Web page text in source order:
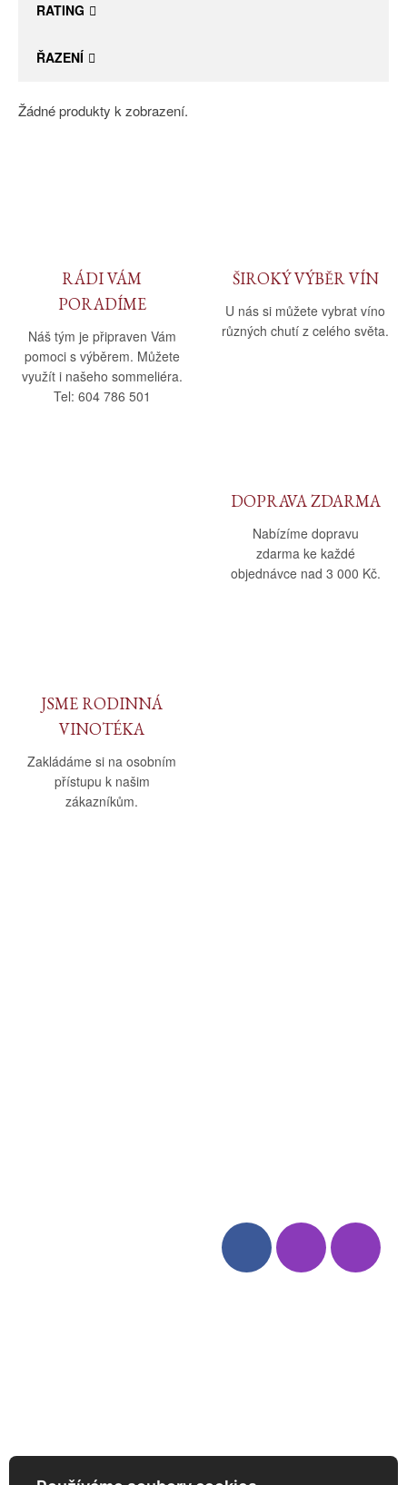
RATING
ŘAZENÍ
Žádné produkty k zobrazení.
RÁDI VÁM
PORADÍME
Náš tým je připraven Vám
pomoci s výběrem. Můžete
využít i našeho sommeliéra.
Tel: 604 786 501
ŠIROKÝ VÝBĚR VÍN
U nás si můžete vybrat víno
různých chutí z celého světa.
DOPRAVA ZDARMA
Nabízíme dopravu
zdarma ke každé
objednávce nad 3 000 Kč.
JSME RODINNÁ
VINOTÉKA
Zakládáme si na osobním
přístupu k našim
zákazníkům.
Newsletter